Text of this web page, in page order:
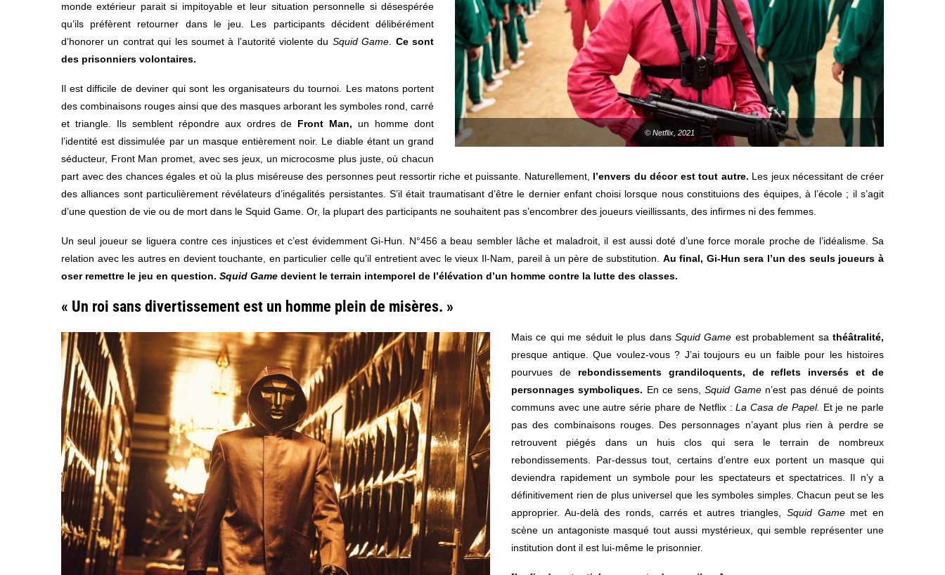
© Netflix, 2021
monde extérieur parait si impitoyable et leur situation personnelle si désespérée
qu’ils préfèrent retourner dans le jeu. Les participants décident délibérément
d’honorer un contrat qui les soumet à l’autorité violente du Squid Game
Ce sont
des prisonniers volontaires.
Il est difficile de deviner qui sont les organisateurs du tournoi. Les matons portent
des combinaisons rouges ainsi que des masques arborant les symboles rond, carré
et triangle. Ils semblent répondre aux ordres de Front Man, un homme dont
l’identité est dissimulée par un masque entièrement noir. Le diable étant un grand
séducteur, Front Man promet, avec ses jeux, un microcosme plus juste, où chacun
part avec des chances égales et où la plus miséreuse des personnes peut ressortir riche et puissante. Naturellement, l’envers du décor est tout autre. Les jeux nécessitant de créer
des alliances sont particulièrement révélateurs d’inégalités persistantes. S’il était traumatisant d’être le dernier enfant choisi lorsque nous constituions des équipes, à l’école ; il s’agit
d’une question de vie ou de mort dans le Squid Game. Or, la plupart des participants ne souhaitent pas s’encombrer des joueurs vieillissants, des infirmes ni des femmes.
Un seul joueur se liguera contre ces injustices et c’est évidemment Gi-Hun. N°456 a beau sembler lâche et maladroit, il est aussi doté d’une force morale proche de l’idéalisme. Sa
relation avec les autres en devient touchante, en particulier celle qu’il entretient avec le vieux Il-Nam, pareil à un père de substitution. Au final, Gi-Hun sera l’un des seuls joueurs à
oser remettre le jeu en question. Squid Game devient le terrain intemporel de l’élévation d’un homme contre la lutte des classes.
« Un roi sans divertissement est un homme plein de misères. »
Mais ce qui me séduit le plus dansSquid Game est probablement sa théâtralité,
presque antique. Que voulez-vous ? J’ai toujours eu un faible pour les histoires
pourvues de rebondissements grandiloquents, de reflets inversés et de
personnages symboliques. En ce sens,Squid Gamen’est pas dénué de points
communs avec une autre série phare de Netflix :La Casa de Papel. Et je ne parle
pas des combinaisons rouges. Des personnages n’ayant plus rien à perdre se
retrouvent piégés dans un huis clos qui sera le terrain de nombreux
rebondissements. Par-dessus tout, certains d’entre eux portent un masque qui
deviendra rapidement un symbole pour les spectateurs et spectatrices. Il n’y a
définitivement rien de plus universel que les symboles simples. Chacun peut se les
approprier. Au-delà des ronds, carrés et autres triangles, Squid Gamemet en
scène un antagoniste masqué tout aussi mystérieux, qui semble représenter une
institution dont il est lui-même le prisonnier.